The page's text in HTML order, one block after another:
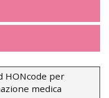
HONcode per
medica